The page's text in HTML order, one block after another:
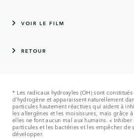
VOIR LE FILM
RETOUR
* Les radicaux hydroxyles (OH) sont constitués
d’hydrogène et apparaissent naturellement
particules hautement réactives qui aident à
les allergènes et les moisissures, mais grâce
elles ne font aucun mal aux humains. «
particules et les bactéries et les empêcher de
développer.